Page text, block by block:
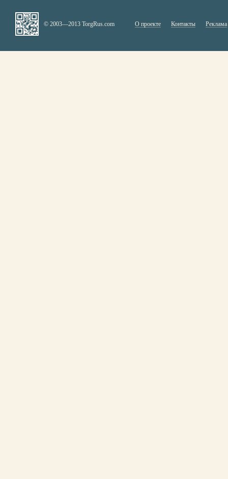
© 2003—2013 TorgRus.com О проекте Контакты Реклама